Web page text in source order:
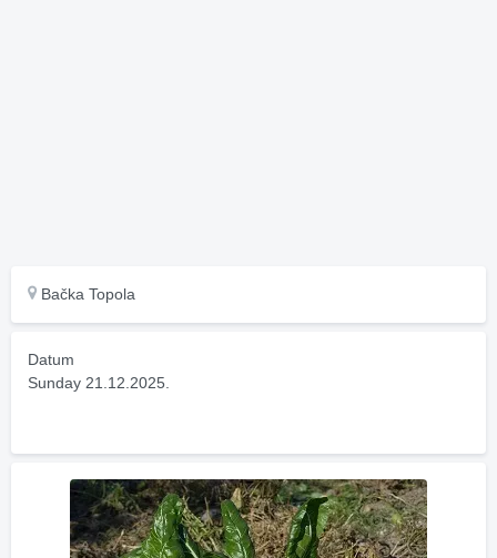
Bačka Topola
Datum
Sunday 21.12.2025.